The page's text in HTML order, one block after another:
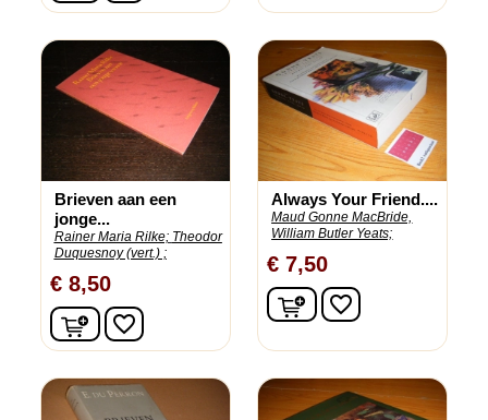
Brieven aan een
jonge...
Rainer Maria Rilke; Theodor
Duquesnoy (vert.) ;
€ 8,50
In winkelwagen
favorite_border
Always Your Friend....
Maud Gonne MacBride,
William Butler Yeats;
€ 7,50
In winkelwagen
favorite_border